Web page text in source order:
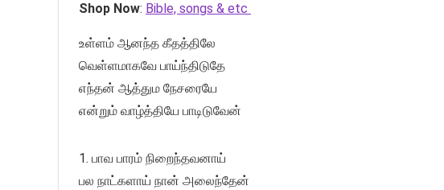
Shop Now: Bible, songs & etc
உள்ளம் ஆனந்த கீதத்திலே
வெள்ளமாகவே பாய்ந்திடுதே
எந்தன் ஆத்தும நேசரையே
என்றும் வாழ்த்தியே பாடிடுவேன்
1. பாவ பாரம் நிறைந்தவனாய்
பல நாட்களாய் நான் அலைந்தேன்